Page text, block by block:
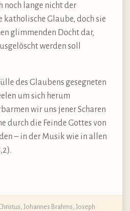
lange nicht der
Glaube, doch sie
glimmenden Docht dar,
werden soll
des Glaubens gesegneten
um sich herum
wir uns jener Scharen
durch die Feinde Gottes von
– in der Musik wie in allen
Johannes Brahms Joseph